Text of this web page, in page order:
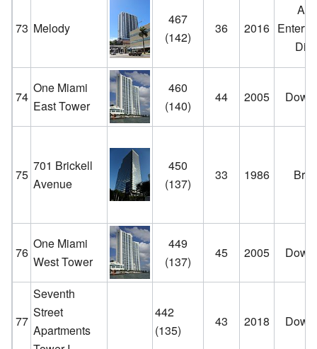
73 Melody
467
(142)
36 2016
74
One Miami
East Tower
460
(140)
44 2005
75
701 Brickell
Avenue
450
(137)
33 1986
76
One Miami
West Tower
449
(137)
45 2005
77
Seventh
Street
Apartments
442
(135)
43 2018